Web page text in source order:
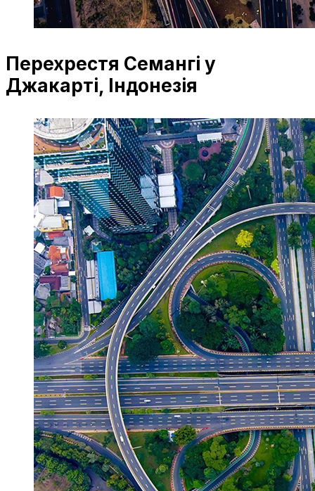
Перехрестя Семангі у
Джакарті, Індонезія